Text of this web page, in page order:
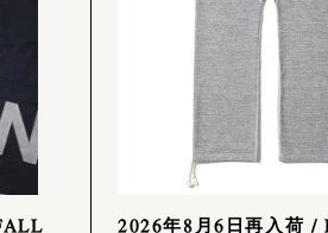
2026年8月6日再入荷 /